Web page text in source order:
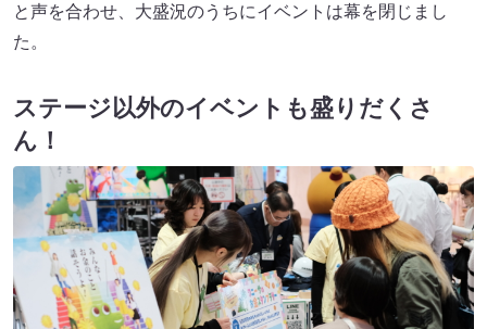
と声を合わせ、大盛況のうちにイベントは幕を閉じまし
た。
ステージ以外のイベントも盛りだくさ
ん！